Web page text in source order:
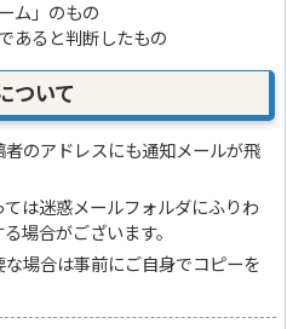
ム」のもの
あると判断したもの
ついて
のアドレスにも通知メールが飛
は迷惑メールフォルダにふりわ
場合がございます。
場合は事前にご自身でコピーを